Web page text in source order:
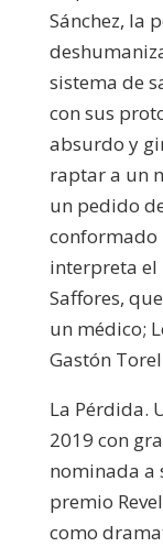
Sánchez, la
sistema de
con sus
absurdo y
raptar a un
un pedido
conformado
interpreta el
Saffores,
un médico;
Gastón
La Pérdida.
2019 con
nominada a
premio
como